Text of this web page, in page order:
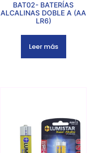
BAT02- BATERÍAS
ALCALINAS DOBLE A (AA
LR6)
Leer más